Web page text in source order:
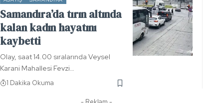
Samandıra’da tırın altında
kalan kadın hayatını
kaybetti
Olay, saat 14.00 sıralarında Veysel
Karani Mahallesi Fevzi…
1 Dakika Okuma